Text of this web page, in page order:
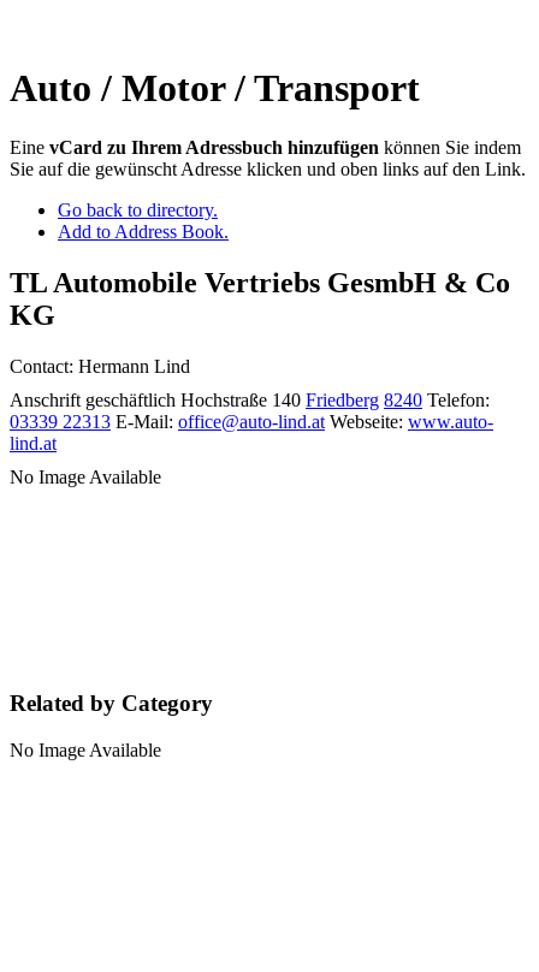
Auto / Motor / Transport
Eine vCard zu Ihrem Adressbuch hinzufügen können Sie indem
Sie auf die gewünscht Adresse klicken und oben links auf den Link.
Go back to directory.
Add to Address Book.
TL Automobile Vertriebs GesmbH & Co
KG
Contact: Hermann Lind
Anschrift geschäftlich Hochstraße 140 Friedberg 8240 Telefon:
03339 22313 E-Mail: office@auto-lind.at Webseite: www.auto-
lind.at
No Image Available
Related by Category
No Image Available